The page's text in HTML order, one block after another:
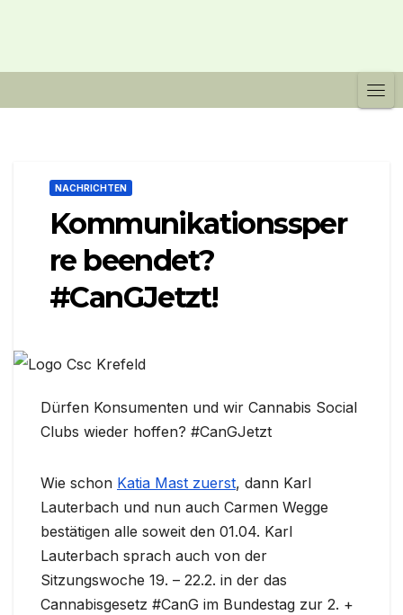
NACHRICHTEN
Kommunikationssper
re beendet?
#CanGJetzt!
Dürfen Konsumenten und wir Cannabis Social
Clubs wieder hoffen? #CanGJetzt
Wie schon Katia Mast zuerst, dann Karl
Lauterbach und nun auch Carmen Wegge
bestätigen alle soweit den 01.04. Karl
Lauterbach sprach auch von der
Sitzungswoche 19. – 22.2. in der das
Cannabisgesetz #CanG im Bundestag zur 2. +